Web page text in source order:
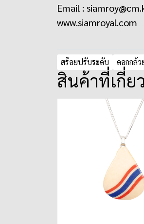
Email :
www.siamroyal.com
สร้อยปรับระดับ ดอกกล้ว
สินค้าที่เกี่ย